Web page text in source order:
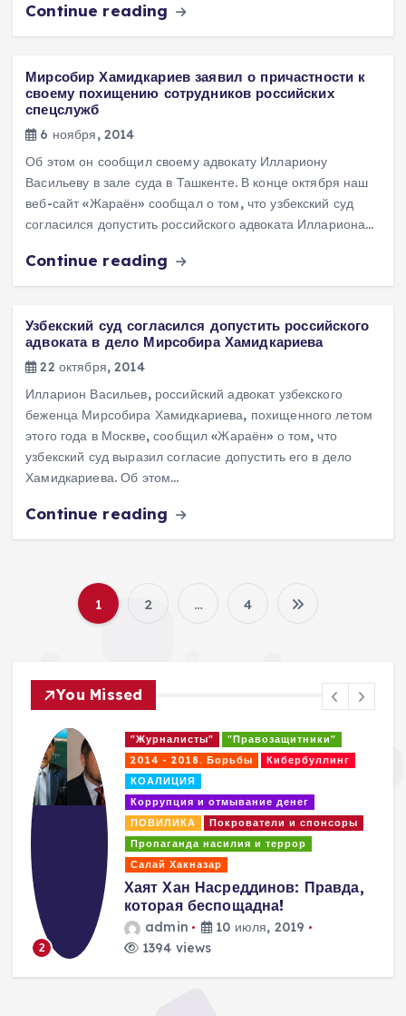
Continue reading
Мирсобир Хамидкариев заявил о причастности к
своему похищению сотрудников российских
спецслужб
6 ноября, 2014
Об этом он сообщил своему адвокату Иллариону
Васильеву в зале суда в Ташкенте. В конце октября наш
веб-сайт «Жараён» сообщал о том, что узбекский суд
согласился допустить российского адвоката Иллариона…
Continue reading
Узбекский суд согласился допустить российского
адвоката в дело Мирсобира Хамидкариева
22 октября, 2014
Илларион Васильев, российский адвокат узбекского
беженца Мирсобира Хамидкариева, похищенного летом
этого года в Москве, сообщил «Жараён» о том, что
узбекский суд выразил согласие допустить его в дело
Хамидкариева. Об этом…
Continue reading
П
и
н
а
ц
и
я
1 2 … 4
You Missed
2
"Журналисты"
"Правозащитники"
2014 - 2018. Борьбы
Кибербуллинг
КОАЛИЦИЯ
Коррупция и отмывание денег
ПОВИЛИКА
Покрователи и спонсоры
Пропаганда насилия и террор
Салай Хакназар
Хаят Хан Насреддинов: Правда,
которая беспощадна!
admin
10 июля, 2019
1394 views